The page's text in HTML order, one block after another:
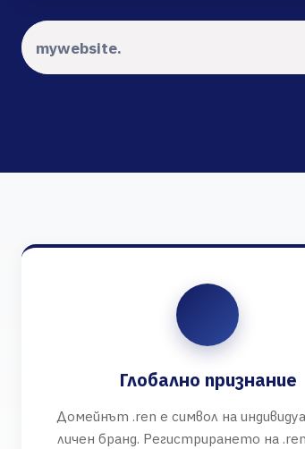
Глобално признание
Домейнът .ren е символ на
личен бранд. Регистрирането на